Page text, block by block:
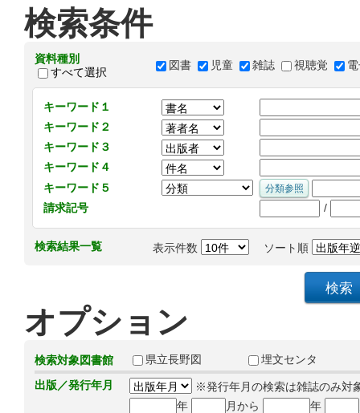
検索条件
資料種別
すべて選択
図書 児童 雑誌 視聴覚
キーワード１
キーワード２
キーワード３
キーワード４
キーワード５
請求記号
/
検索結果一覧 表示件数 ソート順
オプション
検索対象図書館 県立長野図
埋文センタ
出版／発行年月
※発行年月の検索は雑誌のみ対
年
月から 年